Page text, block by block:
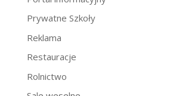
Prywatne Szkoły
Reklama
Restauracje
Rolnictwo